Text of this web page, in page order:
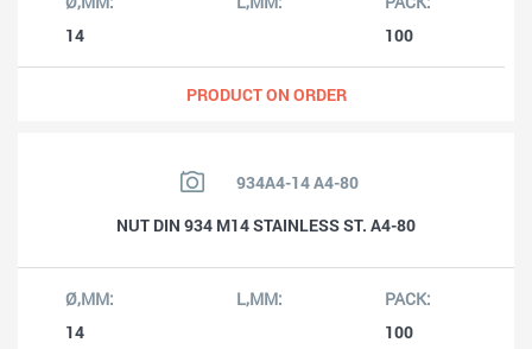
14 100
PRODUCT ON ORDER
934A4-14 A4-80
NUT DIN 934 M14 STAINLESS ST. A4-80
14 100